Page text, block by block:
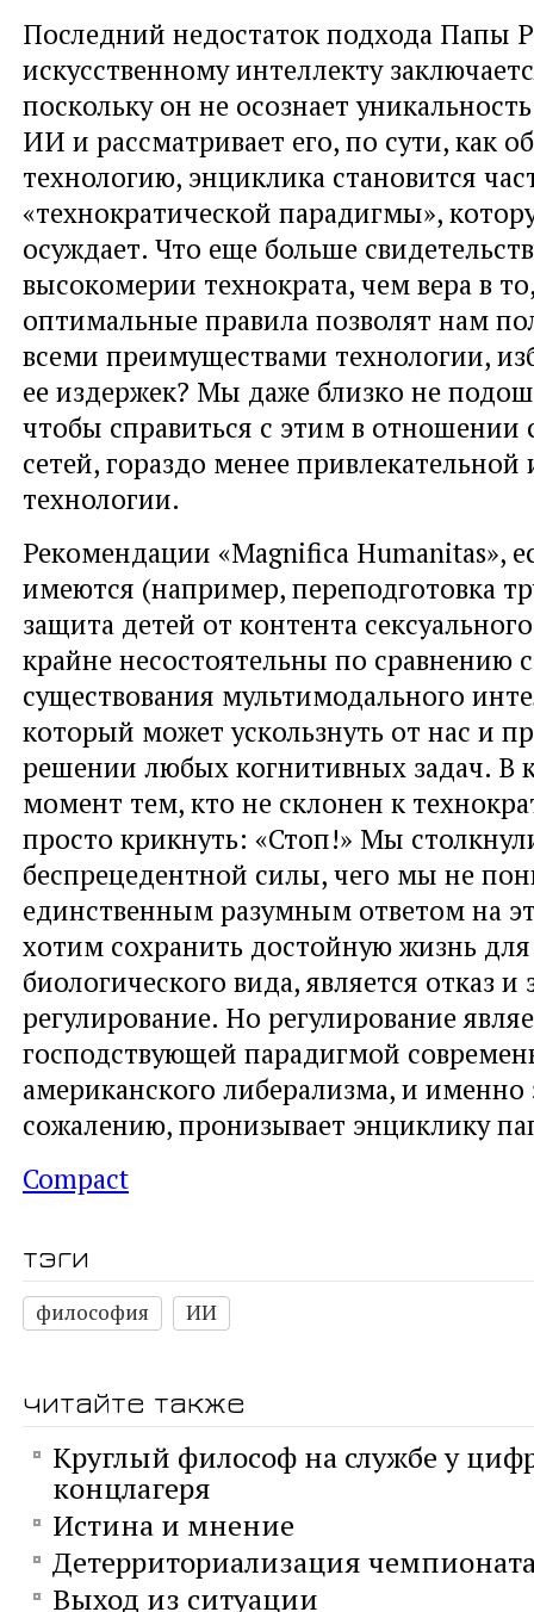
Последний недостаток подхода Папы
искусственному интеллекту
поскольку он не осознает
ИИ и рассматривает его, по сути, как
технологию, энциклика становится
«технократической парадигмы»,
осуждает. Что еще больше
высокомерии технократа, чем вера в
оптимальные правила позволят нам
всеми преимуществами технологии,
ее издержек? Мы даже близко не
чтобы справиться с этим в отношении
сетей, гораздо менее
технологии.
Рекомендации «Magnifica Humanitas»,
имеются (например, переподготовка
защита детей от контента
крайне несостоятельны по сравнению
существования мультимодального
который может ускользнуть от нас и
решении любых когнитивных задач. В
момент тем, кто не склонен к
просто крикнуть: «Стоп!» Мы
беспрецедентной силы, чего мы не
единственным разумным ответом на
хотим сохранить достойную жизнь
биологического вида, является отказ и
регулирование. Но регулирование
господствующей парадигмой
американского либерализма, и именно
сожалению, пронизывает энциклику
Compact
тэги
философия ИИ
читайте также
Круглый философ на службе у
концлагеря
Истина и мнение
Детерриториализация
Выход из ситуации